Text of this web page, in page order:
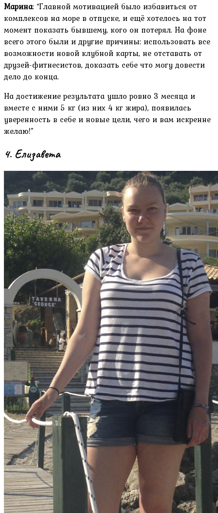
Марина: “Главной мотивацией было избавиться от
комплексов на море в отпуске, и ещё хотелось на тот
момент показать бывшему, кого он потерял. На фоне
всего этого были и другие причины: использовать все
возможности новой клубной карты, не отставать от
друзей-фитнесистов, доказать себе что могу довести
дело до конца.
На достижение результата ушло ровно 3 месяца и
вместе с ними 5 кг (из них 4 кг жира), появилась
уверенность в себе и новые цели, чего и вам искренне
желаю!”
4. Елизавета